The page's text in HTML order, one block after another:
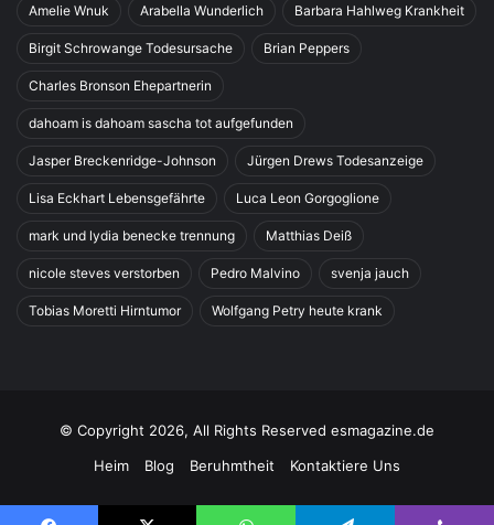
Amelie Wnuk Arabella Wunderlich Barbara Hahlweg Krankheit
Birgit Schrowange Todesursache Brian Peppers
Charles Bronson Ehepartnerin
dahoam is dahoam sascha tot aufgefunden
Jasper Breckenridge-Johnson Jürgen Drews Todesanzeige
Lisa Eckhart Lebensgefährte Luca Leon Gorgoglione
mark und lydia benecke trennung Matthias Deiß
nicole steves verstorben Pedro Malvino svenja jauch
Tobias Moretti Hirntumor Wolfgang Petry heute krank
© Copyright 2026, All Rights Reserved esmagazine.de
Heim
Blog Beruhmtheit Kontaktiere Uns